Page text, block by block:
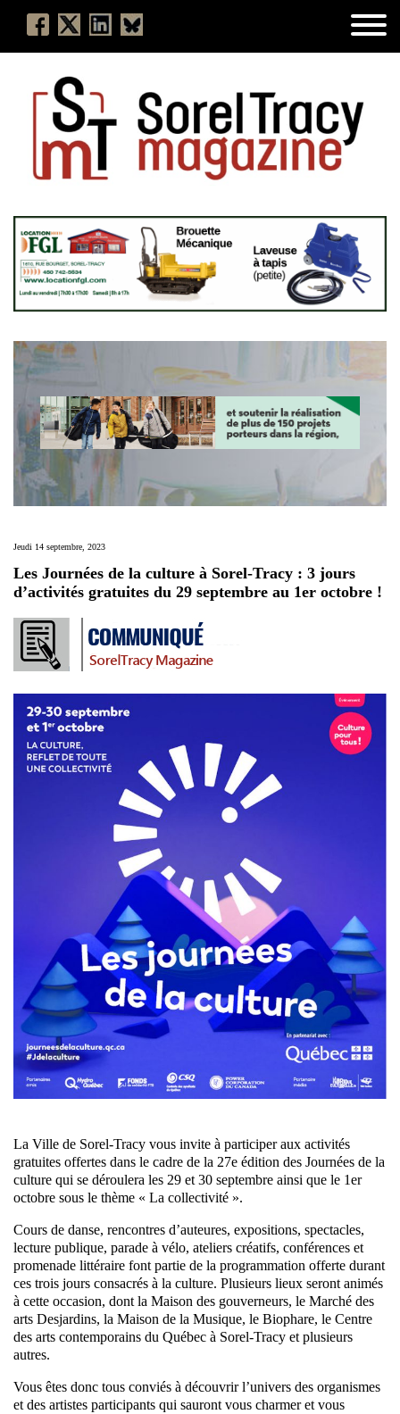
Jeudi 14 septembre, 2023
Les Journées de la culture à Sorel-Tracy : 3 jours
d’activités gratuites du 29 septembre au 1er octobre !
La Ville de Sorel-Tracy vous invite à participer aux activités
gratuites offertes dans le cadre de la 27e édition des Journées de la
culture qui se déroulera les 29 et 30 septembre ainsi que le 1er
octobre sous le thème « La collectivité ».
Cours de danse, rencontres d’auteures, expositions, spectacles,
lecture publique, parade à vélo, ateliers créatifs, conférences et
promenade littéraire font partie de la programmation offerte durant
ces trois jours consacrés à la culture. Plusieurs lieux seront animés
à cette occasion, dont la Maison des gouverneurs, le Marché des
arts Desjardins, la Maison de la Musique, le Biophare, le Centre
des arts contemporains du Québec à Sorel-Tracy et plusieurs
autres.
Vous êtes donc tous conviés à découvrir l’univers des organismes
et des artistes participants qui sauront vous charmer et vous